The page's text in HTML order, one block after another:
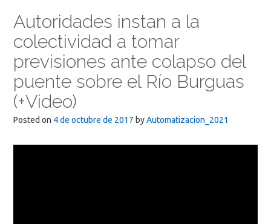
Autoridades instan a la
colectividad a tomar
previsiones ante colapso del
puente sobre el Río Burguas
(+Video)
Posted on 4 de octubre de 2017 byAutomatizacion_2021